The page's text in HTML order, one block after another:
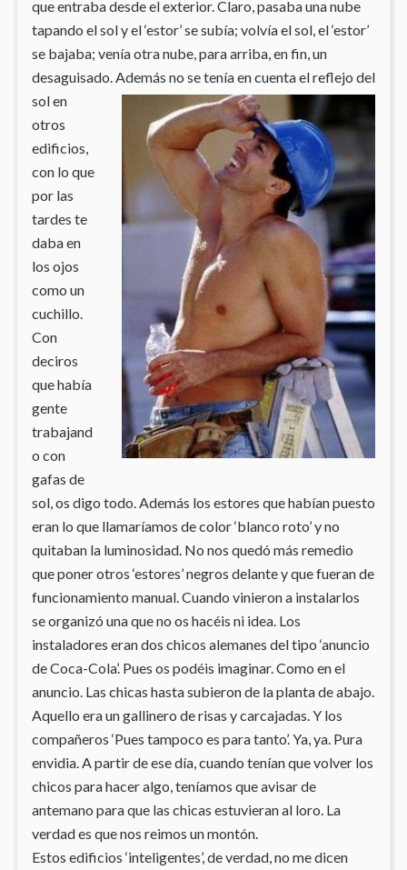
que entraba desde el exterior. Claro, pasaba una nube
tapando el sol y el ‘estor’ se subía; volvía el sol, el ‘estor’
se bajaba; venía otra nube, para arriba, en fin, un
desaguisado. Además no setenía en cuenta el reflejo del
sol en
otros
edificios,
con lo que
por las
tardes te
daba en
los ojos
como un
cuchillo.
Con
deciros
que había
gente
trabajand
o con
gafas de
sol, os digo todo. Además los estores que habían puesto
eran lo que llamaríamos de color ‘blanco roto’ y no
quitaban la luminosidad. No nos quedó más remedio
que poner otros ‘estores’ negros delante y que fueran de
funcionamiento manual. Cuando vinieron a instalarlos
se organizó una que no os hacéis ni idea. Los
instaladores eran dos chicos alemanes del tipo ‘anuncio
de Coca-Cola’. Pues os podéis imaginar. Como en el
anuncio. Las chicas hasta subieron de la planta de abajo.
Aquello era un gallinero de risas y carcajadas. Y los
compañeros ‘Pues tampoco es para tanto’. Ya, ya. Pura
envidia. A partir de ese día, cuando tenían que volver los
chicos para hacer algo, teníamos que avisar de
antemano para que las chicas estuvieran al loro. La
verdad es que nos reimos un montón.
Estos edificios ‘inteligentes’, de verdad, no me dicen